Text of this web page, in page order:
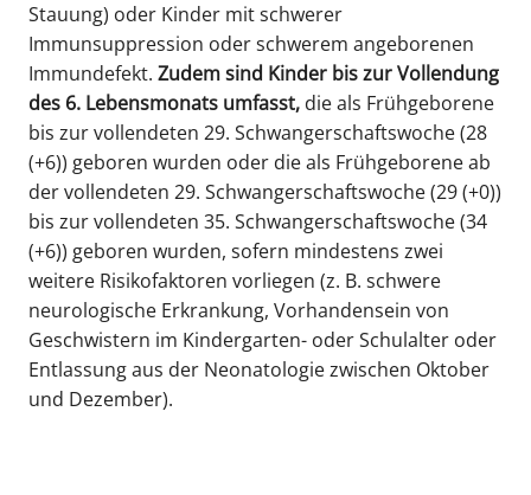
Stauung) oder Kinder mit schwerer
Immunsuppression oder schwerem angeborenen
Immundefekt. Zudem sind Kinder bis zur Vollendung
des 6. Lebensmonats umfasst, die als Frühgeborene
bis zur vollendeten 29. Schwangerschaftswoche (28
(+6)) geboren wurden oder die als Frühgeborene ab
der vollendeten 29. Schwangerschaftswoche (29 (+0))
bis zur vollendeten 35. Schwangerschaftswoche (34
(+6)) geboren wurden, sofern mindestens zwei
weitere Risikofaktoren vorliegen (z. B. schwere
neurologische Erkrankung, Vorhandensein von
Geschwistern im Kindergarten- oder Schulalter oder
Entlassung aus der Neonatologie zwischen Oktober
und Dezember).